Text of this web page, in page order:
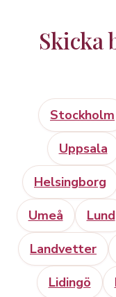
Skicka
Stockholm
Uppsala
Helsingborg
Umeå
Lund
Landvetter
Lidingö